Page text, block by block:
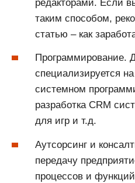
редакторами. Если
таким способом,
статью – как
Программирование.
специализируется
системном
разработка CRM
для игр и т.д.
Аутсорсинг и
передачу
процессов и